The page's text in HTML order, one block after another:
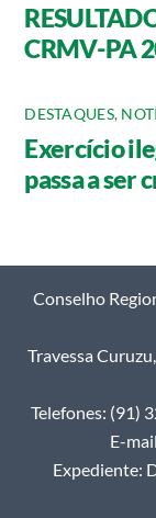
CRMV-PA
DESTAQUES,
Exercício
passa a ser
Conselho
Travessa
Telefones: (91)
E-
Expediente: